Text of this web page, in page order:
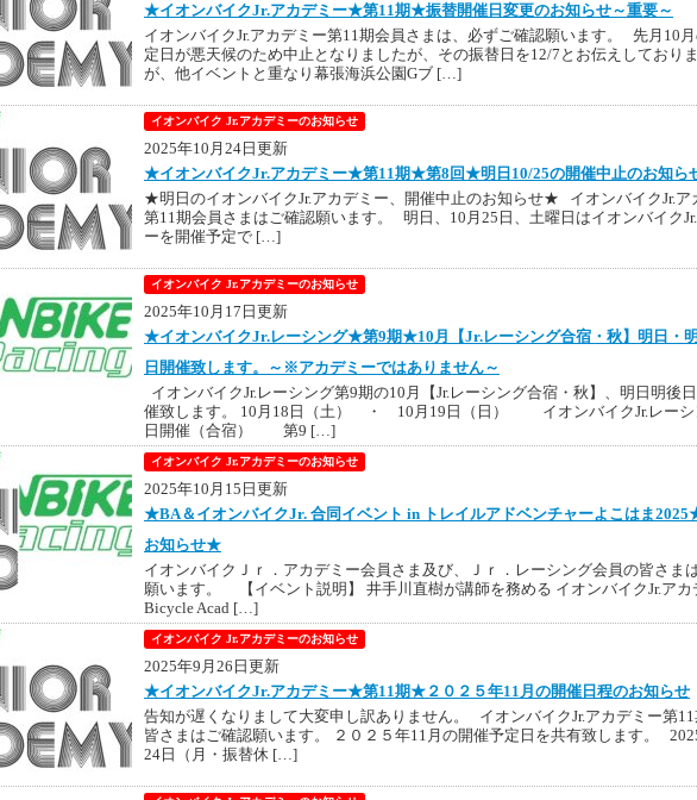
★イオンバイクJr.アカデミー★第11期★振替開催日変更のお知らせ～重要～
イオンバイクJr.アカデミー第11期会員さまは、必ずご確認願います。 先月10
定日が悪天候のため中止となりましたが、その振替日を12/7とお伝えしており
が、他イベントと重なり幕張海浜公園Gブ […]
イオンバイク Jr.アカデミーのお知らせ
2025年10月24日更新
★イオンバイクJr.アカデミー★第11期★第8回★明日10/25の開催中止のお知
★明日のイオンバイクJr.アカデミー、開催中止のお知らせ★ イオンバイクJr.ア
第11期会員さまはご確認願います。 明日、10月25日、土曜日はイオンバイクJr.
ーを開催予定で […]
イオンバイク Jr.アカデミーのお知らせ
2025年10月17日更新
★イオンバイクJr.レーシング★第9期★10月【Jr.レーシング合宿・秋】明日・
日開催致します。～※アカデミーではありません～
イオンバイクJr.レーシング第9期の10月【Jr.レーシング合宿・秋】、明日明後
催致します。 10月18日（土） ・ 10月19日（日） イオンバイクJr.レー
日開催（合宿） 第9 […]
イオンバイク Jr.アカデミーのお知らせ
2025年10月15日更新
★BA＆イオンバイクJr. 合同イベント in トレイルアドベンチャーよこはま
お知らせ★
イオンバイクＪｒ．アカデミー会員さま及び、Ｊｒ．レーシング会員の皆さま
願います。 【イベント説明】 井手川直樹が講師を務める イオンバイクJr.アカ
Bicycle Acad […]
イオンバイク Jr.アカデミーのお知らせ
2025年9月26日更新
★イオンバイクJr.アカデミー★第11期★２０２５年11月の開催日程のお知らせ
告知が遅くなりまして大変申し訳ありません。 イオンバイクJr.アカデミー第
皆さまはご確認願います。 ２０２５年11月の開催予定日を共有致します。
24日（月・振替休 […]